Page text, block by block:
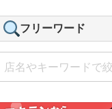
フリーワード